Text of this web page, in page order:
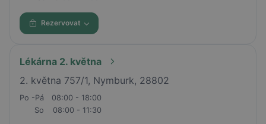
Rezervovat
Lékárna 2. května
2. května 757/1, Nymburk, 28802
Po -Pá
08:00 - 18:00
So
08:00 - 11:30